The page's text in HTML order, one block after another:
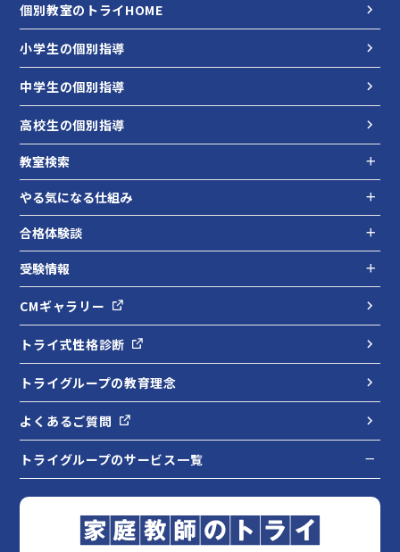
個別教室のトライHOME
小学生の個別指導
中学生の個別指導
高校生の個別指導
教室検索
やる気になる仕組み
合格体験談
受験情報
CMギャラリー
トライ式性格診断
トライグループの教育理念
よくあるご質問
トライグループのサービス一覧